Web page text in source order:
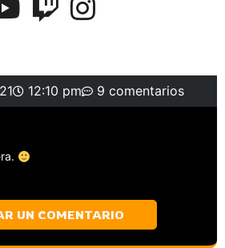
12:10 pm 9 comentarios
UN COMENTARIO